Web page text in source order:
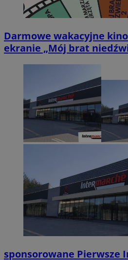
Darmowe wakacyjne
ekranie „Mój brat
sponsorowane Pierwsze